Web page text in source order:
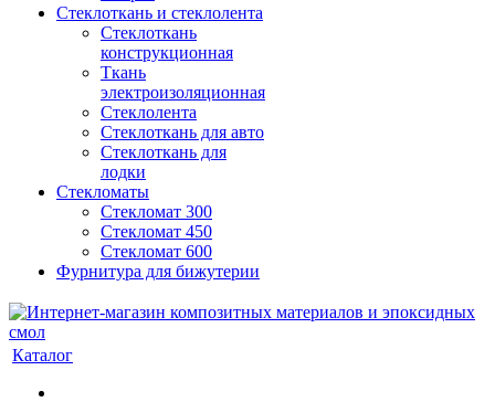
Стеклоткань и стеклолента
Стеклоткань
конструкционная
Ткань
электроизоляционная
Стеклолента
Стеклоткань для авто
Стеклоткань для
лодки
Стекломаты
Стекломат 300
Стекломат 450
Стекломат 600
Фурнитура для бижутерии
Каталог